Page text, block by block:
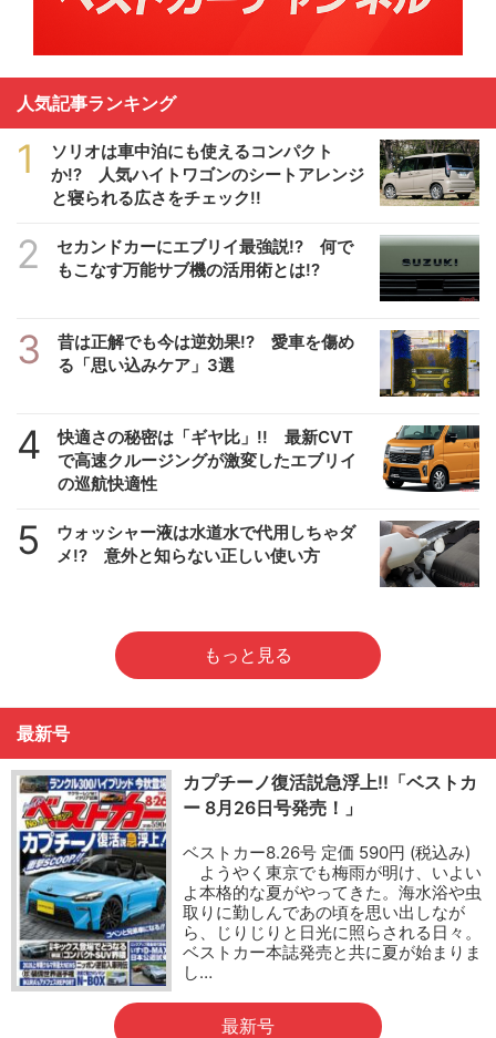
人気記事ランキング
1
ソリオは車中泊にも使えるコンパクト
か!? 人気ハイトワゴンのシートアレンジ
と寝られる広さをチェック!!
2
セカンドカーにエブリイ最強説!? 何で
もこなす万能サブ機の活用術とは!?
3
昔は正解でも今は逆効果!? 愛車を傷め
る「思い込みケア」3選
4
快適さの秘密は「ギヤ比」!! 最新CVT
で高速クルージングが激変したエブリイ
の巡航快適性
5
ウォッシャー液は水道水で代用しちゃダ
メ!? 意外と知らない正しい使い方
もっと見る
最新号
カプチーノ復活説急浮上!!「ベストカ
ー 8月26日号発売！」
ベストカー8.26号 定価 590円 (税込み)
ようやく東京でも梅雨が明け、いよい
よ本格的な夏がやってきた。海水浴や虫
取りに勤しんであの頃を思い出しなが
ら、じりじりと日光に照らされる日々。
ベストカー本誌発売と共に夏が始まりま
し…
最新号